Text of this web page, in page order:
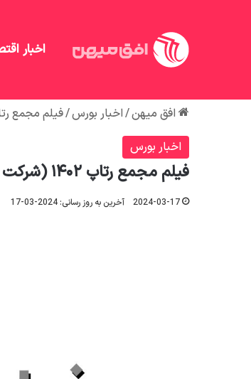
اخبار
افق میهن/اخبار بورس/فیلم مجمع رتاپ ۱۴۰۲ (شرکت تجارت الکترونیک پارسیان)
اخبار بورس
فیلم مجمع رتاپ ۱۴۰۲ (شرکت تجارت الکترونیک پارسیان) مورخ ۱۴۰۲/۱۲/۲۶
2024-03-17 آخرین به روز رسانی: 2024-03-17